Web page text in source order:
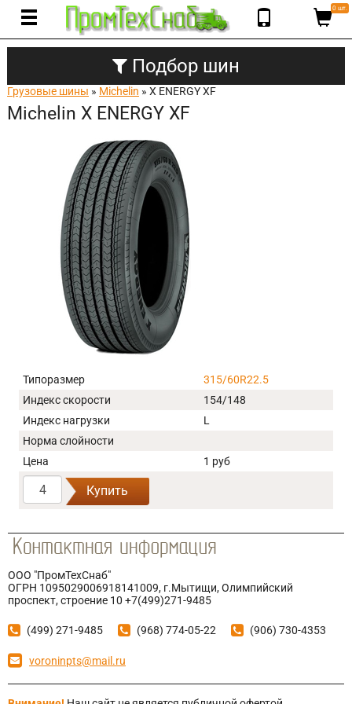
0 шт.
Подбор шин
Грузовые шины » Michelin » X ENERGY XF
Michelin X ENERGY XF
Типоразмер
315/60R22.5
Индекс скорости
154/148
Индекс нагрузки
L
Норма слойности
Цена
1 руб
Купить
ООО "ПромТехСнаб"
ОГРН 1095029006918141009, г.Мытищи, Олимпийский
проспект, строение 10 +7(499)271-9485
(499) 271-9485 (968) 774-05-22 (906) 730-4353
voroninpts@mail.ru